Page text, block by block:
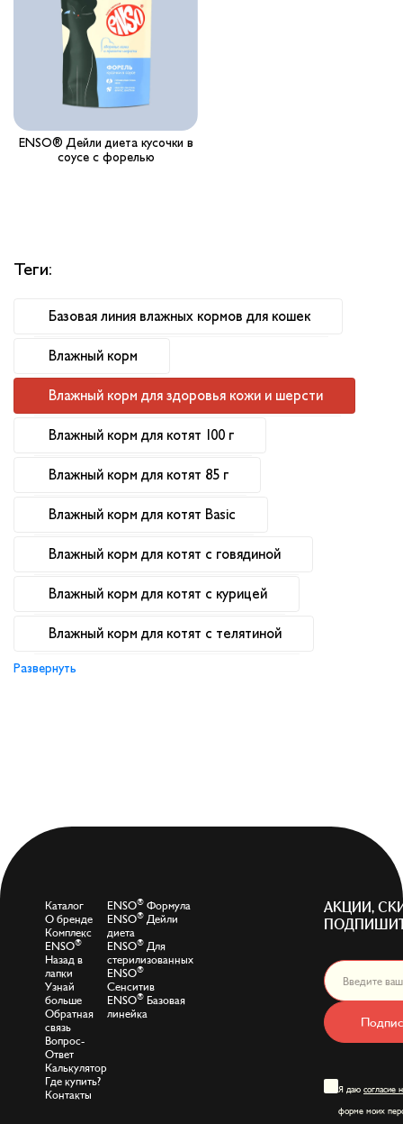
ENSO® Дейли диета кусочки в
соусе с форелью
Теги:
Базовая линия влажных кормов для кошек
Влажный корм
Влажный корм для здоровья кожи и шерсти
Влажный корм для котят 100 г
Влажный корм для котят 85 г
Влажный корм для котят Basic
Влажный корм для котят с говядиной
Влажный корм для котят с курицей
Влажный корм для котят с телятиной
Развернуть
Каталог
О бренде
Комплекс
ENSO®
Назад в
лапки
Узнай
больше
Обратная
связь
Вопрос-
Ответ
Калькулятор
Где купить?
Контакты
ENSO® Формула
ENSO® Дейли
диета
ENSO® Для
стерилизованных
ENSO®
Сенситив
ENSO® Базовая
линейка
АКЦИИ,
Я даю согласие
форме моих